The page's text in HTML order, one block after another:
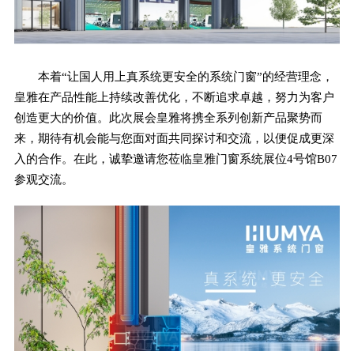
本着“让国人用上真系统更安全的系统门窗”的经营理念，
皇雅在产品性能上持续改善优化，不断追求卓越，努力为客户
创造更大的价值。此次展会皇雅将携全系列创新产品聚势而
来，期待有机会能与您面对面共同探讨和交流，以便促成更深
入的合作。在此，诚挚邀请您莅临皇雅门窗系统展位4号馆B07
参观交流。